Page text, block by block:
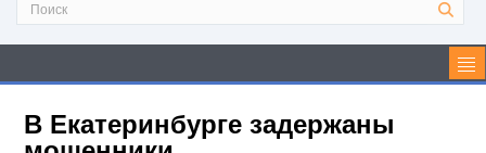
В Екатеринбурге задержаны